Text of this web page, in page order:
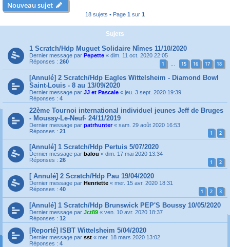
Nouveau sujet
18 sujets • Page 1 sur 1
Sujets
1 Scratch/Hdp Muguet Solidaire Nîmes 11/10/2020
Dernier message par Pepette « dim. 11 oct. 2020 22:05
Réponses : 260 1 … 15 16 17 18
[Annulé] 2 Scratch/Hdp Eagles Wittelsheim - Diamond Bowl
Saint-Louis - 8 au 13/09/2020
Dernier message par JJ et Pascale « jeu. 3 sept. 2020 19:39
Réponses : 4
22ème Tournoi international individuel jeunes Jeff de Bruges
- Moussy-Le-Neuf- 24/11/2019
Dernier message par patrhunter « sam. 29 août 2020 16:53
Réponses : 21 1 2
[Annulé] 1 Scratch/Hdp Pertuis 5/07/2020
Dernier message par balou « dim. 17 mai 2020 13:34
Réponses : 26 1 2
[ Annulé] 2 Scratch/Hdp Pau 19/04/2020
Dernier message par Henriette « mer. 15 avr. 2020 18:31
Réponses : 40 1 2 3
[Annulé] 1 Scratch/Hdp Brunswick PEP'S Boussy 10/05/2020
Dernier message par Jct89 « ven. 10 avr. 2020 18:37
Réponses : 12
[Reporté] ISBT Wittelsheim 5/04/2020
Dernier message par sst « mer. 18 mars 2020 13:02
Réponses : 4